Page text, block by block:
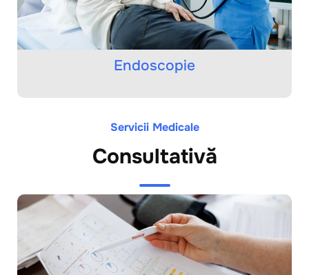
Endoscopie
Servicii Medicale
Consultativă